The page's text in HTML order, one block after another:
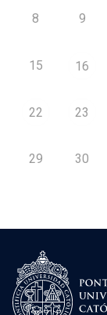
8 9
15 16
22 23
29 30